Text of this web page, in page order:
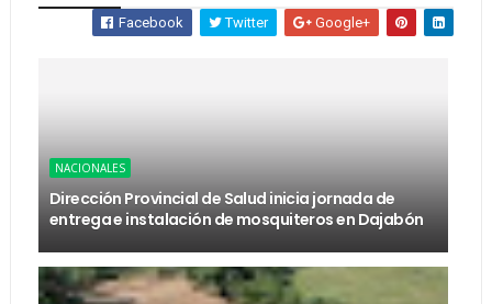
Facebook Twitter Google+
NACIONALES
Dirección Provincial de Salud inicia jornada de
entrega e instalación de mosquiteros en Dajabón